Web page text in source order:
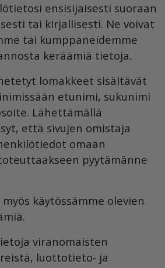
ensisijaisesti suoraan
tai kirjallisesti. Ne voivat
tai kumppaneidemme
keräämiä tietoja.
lomakkeet sisältävät
etunimi, sukunimi
Lähettämällä
että sivujen omistaja
omaan
pyytämänne
käytössämme olevien
viranomaisten
luottotieto- ja